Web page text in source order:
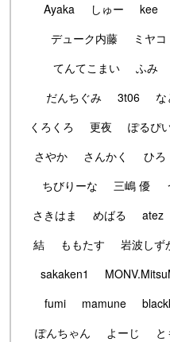
Ayaka
しゅー kee
デューク内藤
ミヤコ
てんてこまい
ふみ
だんちぐみ
3t06 な
くろくろ
更夜 ぽるぴ
さやか
さんかく ひろ
ちびりーな
三嶋 優
さきはま
めばる atez
結
ももたす 岩波しず
sakaken1
fumi
mamune
ぽんちゃん
よーじ